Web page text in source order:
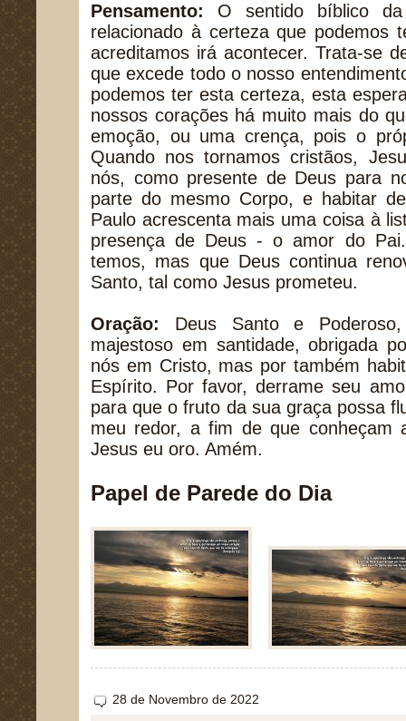
Pensamento: O sentido bíblico da
relacionado à certeza que podemos
acreditamos irá acontecer. Trata-se
que excede todo o nosso
podemos ter esta certeza, esta
nossos corações há muito mais do
emoção, ou uma crença, pois o
Quando nos tornamos cristãos,
nós, como presente de Deus para
parte do mesmo Corpo, e habitar
Paulo acrescenta mais uma coisa à
presença de Deus - o amor do
temos, mas que Deus continua
Santo, tal como Jesus prometeu.
Oração: Deus Santo e
majestoso em santidade, obrigada
nós em Cristo, mas por também
Espírito. Por favor, derrame seu
para que o fruto da sua graça possa
meu redor, a fim de que conheçam
Jesus eu oro. Amém.
Papel de Parede do Dia
28 de Novembro de 2022